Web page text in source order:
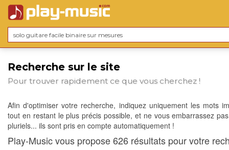
Recherche sur le site
Pour trouver rapidement ce que vous cherchez !
Afin d'optimiser votre recherche, indiquez uniquement les mots
tout en restant le plus précis possible, et ne vous embarrassez
pluriels... ils sont pris en compte automatiquement !
Play-Music vous propose 626 résultats pour votre